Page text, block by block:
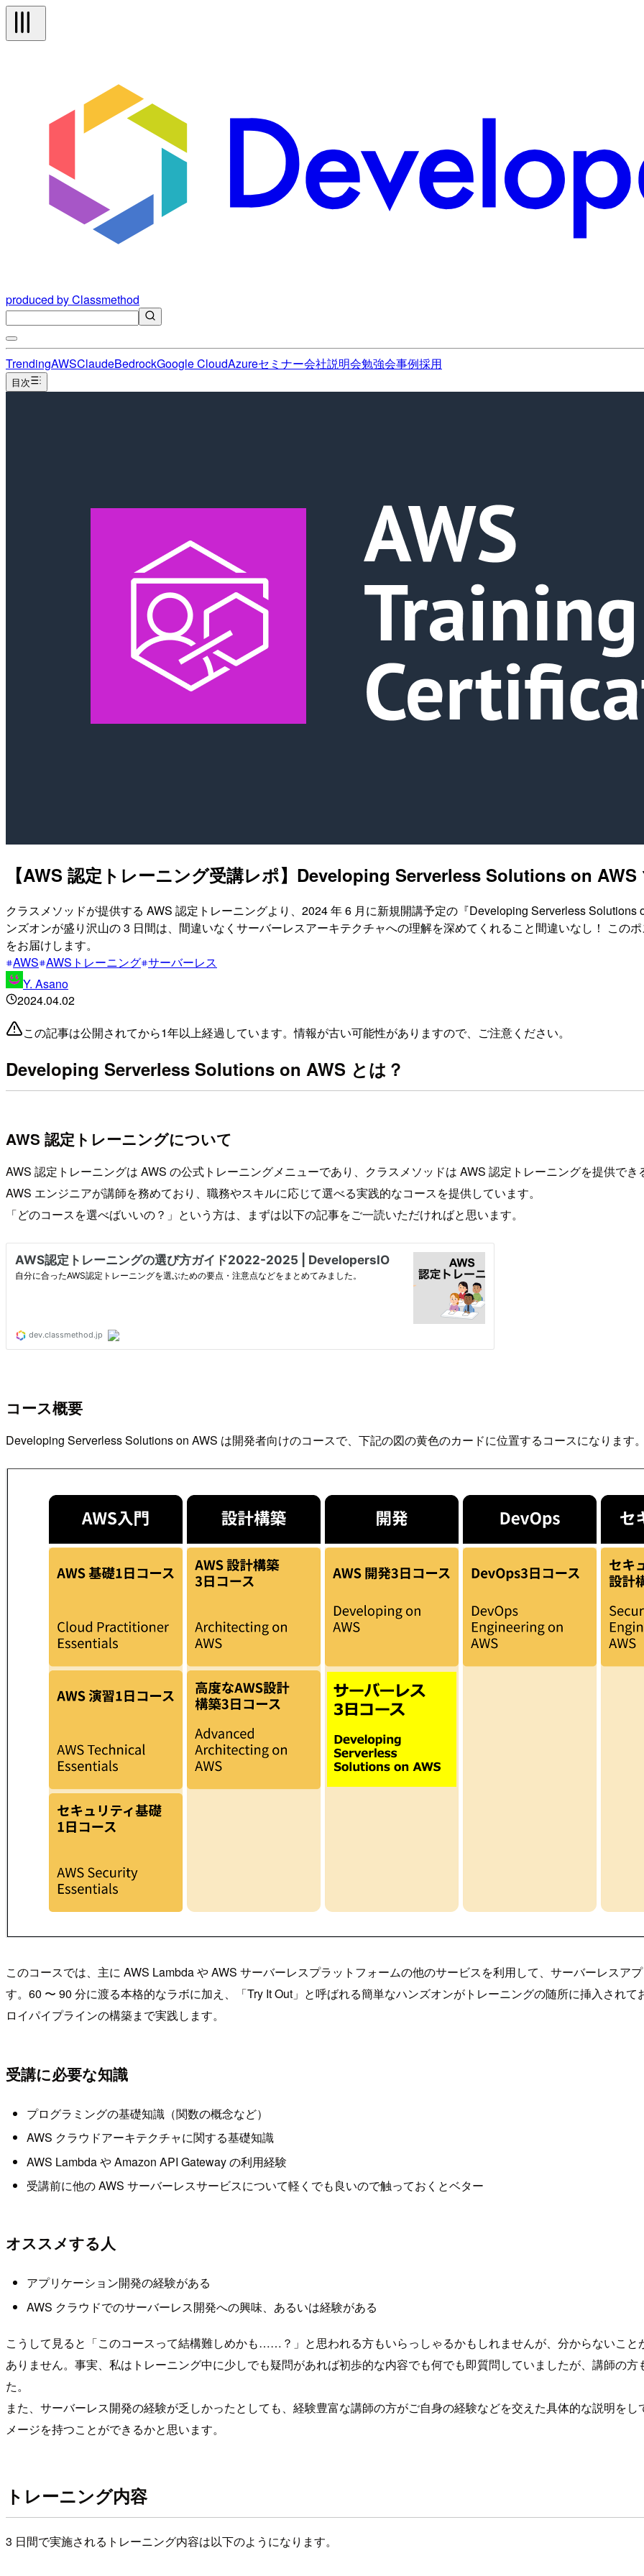
produced by Classmethod
TrendingAWSClaudeBedrockGoogle CloudAzureセミナー会社説明会勉強会事例採用
目次
【AWS 認定トレーニング受講レポ】Developing Serverless Solutions on
クラスメソッドが提供する AWS 認定トレーニングより、2024 年 6 月に新規開講予定の『Developing Serverless
ンズオンが盛り沢山の 3 日間は、間違いなくサーバーレスアーキテクチャへの理解を深めてくれること間違いなし！ この
をお届けします。
AWS AWSトレーニング サーバーレス
Y. Asano
2024.04.02
この記事は公開されてから1年以上経過しています。情報が古い可能性がありますので、ご注意ください。
Developing Serverless Solutions on AWS とは？
AWS 認定トレーニングについて
AWS 認定トレーニングは AWS の公式トレーニングメニューであり、クラスメソッドは AWS 認定トレーニングを提供で
AWS エンジニアが講師を務めており、職務やスキルに応じて選べる実践的なコースを提供しています。
「どのコースを選べばいいの？」という方は、まずは以下の記事をご一読いただければと思います。
コース概要
Developing Serverless Solutions on AWS は開発者向けのコースで、下記の図の黄色のカードに位置するコースになります
このコースでは、主に AWS Lambda や AWS サーバーレスプラットフォームの他のサービスを利用して、サーバーレスア
す。60 〜 90 分に渡る本格的なラボに加え、「Try It Out」と呼ばれる簡単なハンズオンがトレーニングの随所に挿入され
ロイパイプラインの構築まで実践します。
受講に必要な知識
プログラミングの基礎知識（関数の概念など）
AWS クラウドアーキテクチャに関する基礎知識
AWS Lambda や Amazon API Gateway の利用経験
受講前に他の AWS サーバーレスサービスについて軽くでも良いので触っておくとベター
オススメする人
アプリケーション開発の経験がある
AWS クラウドでのサーバーレス開発への興味、あるいは経験がある
こうして見ると「このコースって結構難しめかも……？」と思われる方もいらっしゃるかもしれませんが、分からないこ
ありません。事実、私はトレーニング中に少しでも疑問があれば初歩的な内容でも何でも即質問していましたが、講師の
た。
また、サーバーレス開発の経験が乏しかったとしても、経験豊富な講師の方がご自身の経験などを交えた具体的な説明を
メージを持つことができるかと思います。
トレーニング内容
3 日間で実施されるトレーニング内容は以下のようになります。